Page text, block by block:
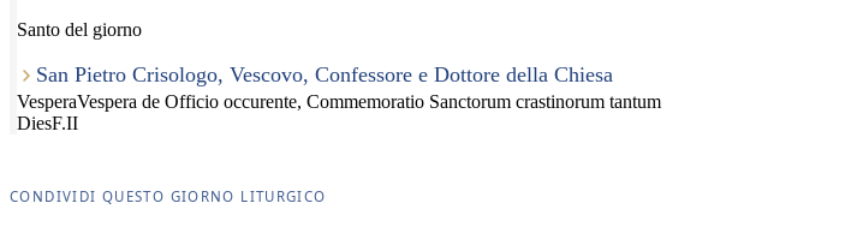
Santo del giorno
San Pietro Crisologo, Vescovo, Confessore e Dottore della Chiesa
VesperaVespera de Officio occurente, Commemoratio Sanctorum crastinorum tantum
DiesF.II
CONDIVIDI QUESTO GIORNO LITURGICO